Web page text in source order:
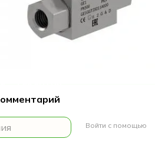
Войти с помощью